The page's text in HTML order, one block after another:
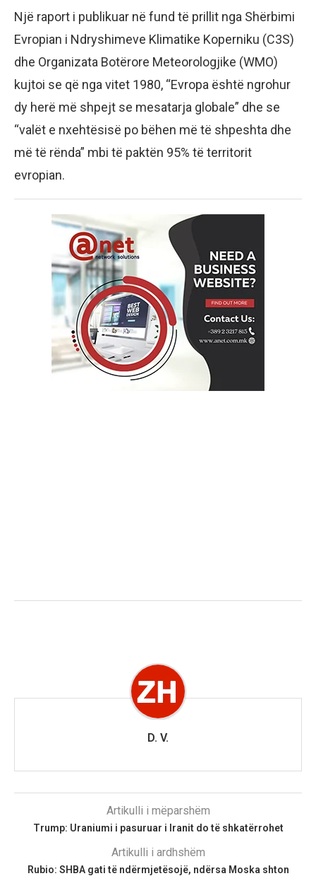
Një raport i publikuar në fund të prillit nga Shërbimi
Evropian i Ndryshimeve Klimatike Koperniku (C3S)
dhe Organizata Botërore Meteorologjike (WMO)
kujtoi se që nga vitet 1980, “Evropa është ngrohur
dy herë më shpejt se mesatarja globale” dhe se
“valët e nxehtësisë po bëhen më të shpeshta dhe
më të rënda” mbi të paktën 95% të territorit
evropian.
D. V.
Artikulli i mëparshëm
Trump: Uraniumi i pasuruar i Iranit do të shkatërrohet
Artikulli i ardhshëm
Rubio: SHBA gati të ndërmjetësojë, ndërsa Moska shton